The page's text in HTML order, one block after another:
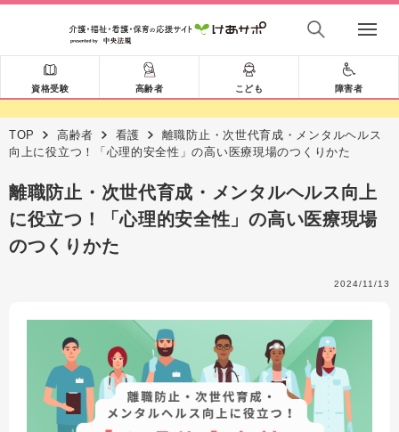
資格受験 高齢者 こども 障害者
TOP 高齢者 看護
離職防止・次世代育成・メンタルヘルス
向上に役立つ！「心理的安全性」の高い医療現場のつくりかた
離職防止・次世代育成・メンタルヘルス向上
に役立つ！「心理的安全性」の高い医療現場
のつくりかた
2024/11/13